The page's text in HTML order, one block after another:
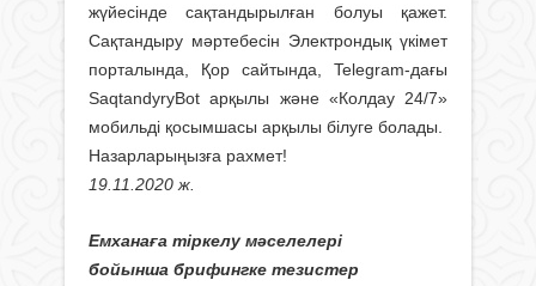
жүйесінде сақтандырылған болуы қажет.
Сақтандыру мәртебесін Электрондық үкімет
порталында, Қор сайтында, Telegram-дағы
SaqtandyryBot арқылы және «Колдау 24/7»
мобильді қосымшасы арқылы білуге болады.
Назарларыңызға рахмет!
19.11.2020 ж.
Емханаға тіркелу мәселелері
бойынша брифингке тезистер